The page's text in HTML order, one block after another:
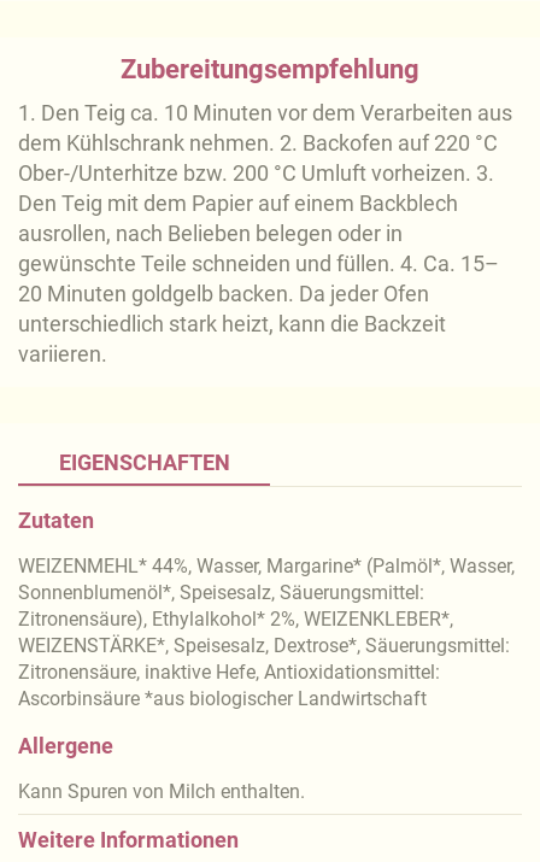
Zubereitungsempfehlung
1. Den Teig ca. 10 Minuten vor dem Verarbeiten aus
dem Kühlschrank nehmen. 2. Backofen auf 220 °C
Ober-/Unterhitze bzw. 200 °C Umluft vorheizen. 3.
Den Teig mit dem Papier auf einem Backblech
ausrollen, nach Belieben belegen oder in
gewünschte Teile schneiden und füllen. 4. Ca. 15–
20 Minuten goldgelb backen. Da jeder Ofen
unterschiedlich stark heizt, kann die Backzeit
variieren.
EIGENSCHAFTEN
Zutaten
WEIZENMEHL* 44%, Wasser, Margarine* (Palmöl*, Wasser,
Sonnenblumenöl*, Speisesalz, Säuerungsmittel:
Zitronensäure), Ethylalkohol* 2%, WEIZENKLEBER*,
WEIZENSTÄRKE*, Speisesalz, Dextrose*, Säuerungsmittel:
Zitronensäure, inaktive Hefe, Antioxidationsmittel:
Ascorbinsäure *aus biologischer Landwirtschaft
Allergene
Kann Spuren von Milch enthalten.
Weitere Informationen